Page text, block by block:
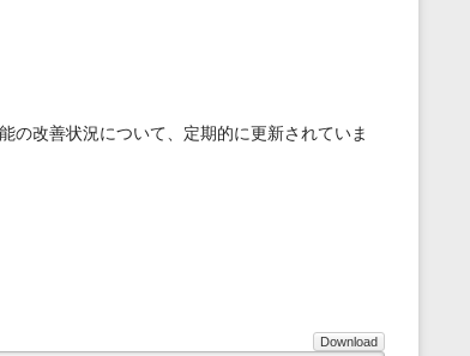
の改善状況について、定期的に更新されていま
Download